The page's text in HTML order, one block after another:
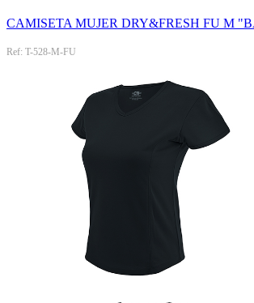
CAMISETA MUJER DRY&FRESH FU M
Ref: T-528-M-FU